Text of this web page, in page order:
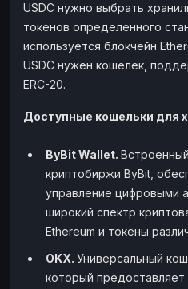
USDC нужно выбрать
токенов определенного
используется блокчейн
USDC нужен кошелек,
ERC-20.
Доступные кошельки для
ByBit Wallet.
криптобиржи ByBit,
управление цифровыми
широкий спектр
Ethereum и токены
OKX. Универсальный
который предоставляет